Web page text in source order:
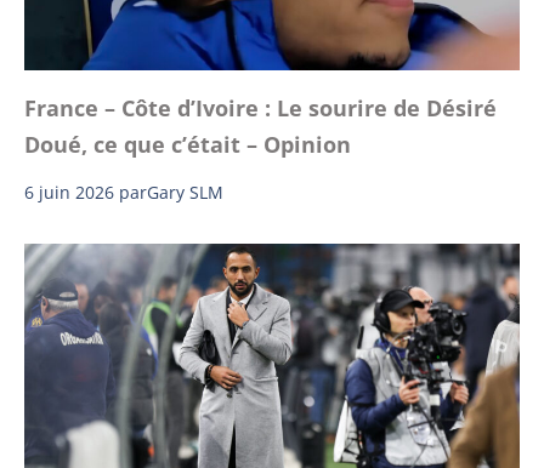
France – Côte d’Ivoire : Le sourire de Désiré
Doué, ce que c’était – Opinion
6 juin 2026 parGary SLM